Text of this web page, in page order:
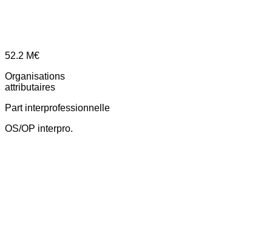
52.2 M€
Organisations
attributaires
Part interprofessionnelle
OS/OP interpro.